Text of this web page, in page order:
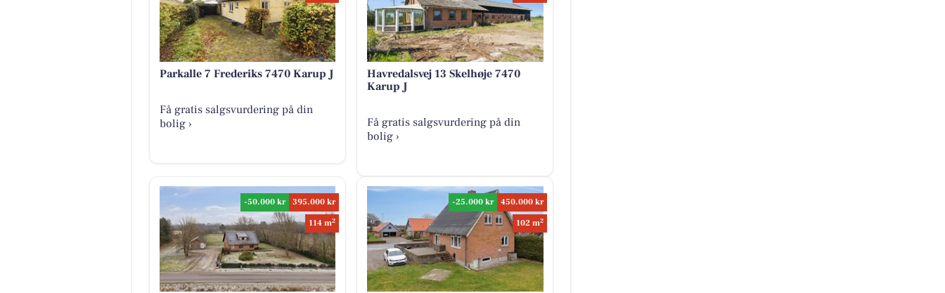
Parkalle 7 Frederiks 7470 Karup J
Få gratis salgsvurdering på din
bolig ›
Havredalsvej 13 Skelhøje 7470
Karup J
Få gratis salgsvurdering på din
bolig ›
-50.000 kr
395.000 kr
114 m2
-25.000 kr
450.000 kr
102 m2